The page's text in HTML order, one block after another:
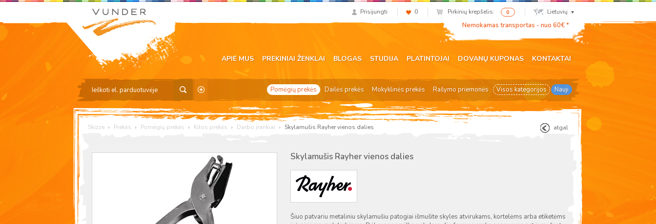
Prisijungti 0 Pirkinių krepšelis: 0 Lietuvių
Nemokamas transportas - nuo 60€ *
APIE MUS PREKINIAI ŽENKLAI BLOGAS STUDIJA PLATINTOJAI DOVANŲ KUPONAS KONTAKTAI
Pomėgių prekės Dailės prekės Mokyklinės prekės Rašymo priemonės Visos kategorijos Nauji
Skizze Prekės Pomėgių prekės Kitos prekės Darbo įrankiai Skylamušis Rayher vienos dalies atgal
Skylamušis Rayher vienos dalies
Šiuo patvariu metaliniu skylamušiu patogiai išmušite skyles atvirukams, kortelėms arba etiketėms